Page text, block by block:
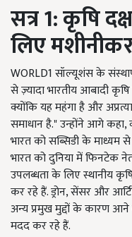
सत्र 1: कृषि
लिए
WORLD1 सॉल्यूशंस के
से ज़्यादा भारतीय आबादी
क्योंकि यह महंगा है और
समाधान है." उन्होंने आगे कहा,
भारत को सब्सिडी के माध्यम
भारत को दुनिया में फिनटेक
उपलब्धता के लिए स्थानीय
कर रहे हैं. ड्रोन, सेंसर और
अन्य प्रमुख मुद्दों के कारण
मदद कर रहे हैं.